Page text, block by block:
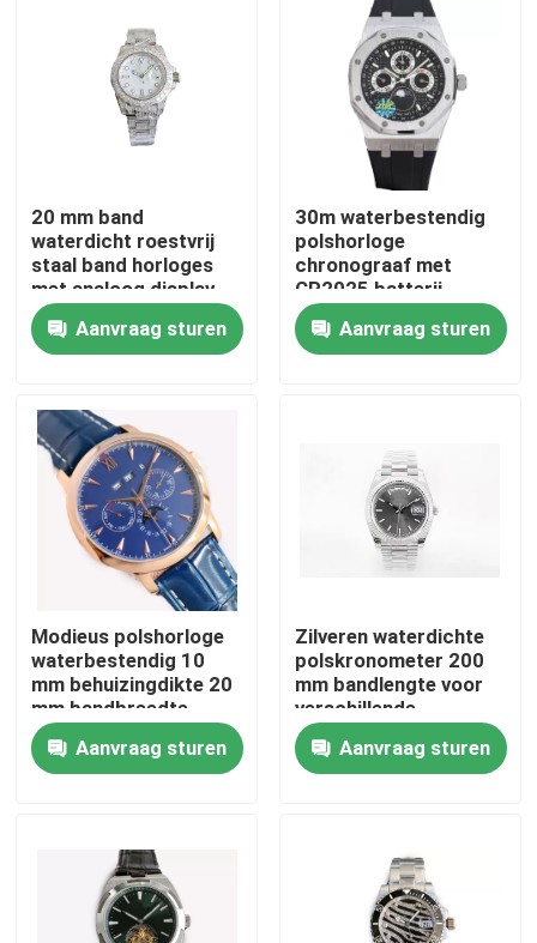
Thuis
Producten
Over ons
Fabriekstocht
Kwaliteitscontrole
Neem contact met ons op
Vraag een offerte
Mechanisch polshorloge
Mensen kwarts polshorloge
20 mm band
waterdicht roestvrij
staal band horloges
met analoog display
Aanvraag sturen
30m waterbestendig
polshorloge
chronograaf met
CR2025 batterij
Aanvraag sturen
Modieus polshorloge
waterbestendig 10
mm behuizingdikte 20
mm bandbreedte
Aanvraag sturen
Zilveren waterdichte
polskronometer 200
mm bandlengte voor
verschillende
industrieën
Aanvraag sturen